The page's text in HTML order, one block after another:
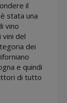
il
stata una
vino
vini del
dei
e quindi
di tutto